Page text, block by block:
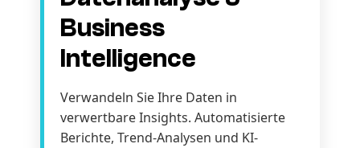
Business
Intelligence
Verwandeln Sie Ihre Daten in
verwertbare Insights. Automatisierte
Berichte, Trend-Analysen und KI-